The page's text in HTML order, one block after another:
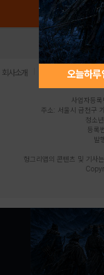
오늘하루
회사소개 | 개인정보
사업자등
주소: 서울시 금천구
청소
등록
발
헝그리앱의 콘텐츠 및 기사